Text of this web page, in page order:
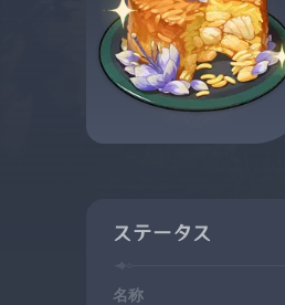
ステータス
名称